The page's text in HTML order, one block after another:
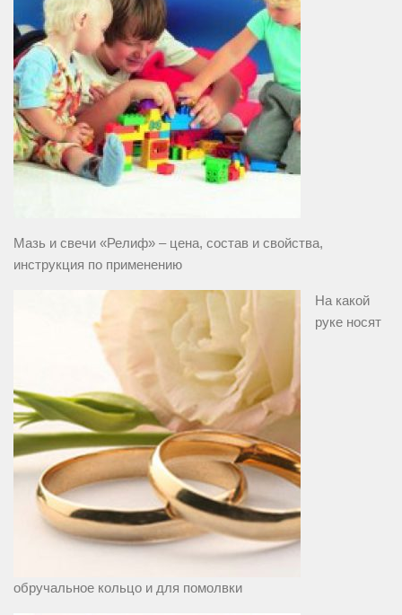
Мазь и свечи «Релиф» – цена, состав и свойства,
инструкция по применению
На какой
руке носят
обручальное кольцо и для помолвки